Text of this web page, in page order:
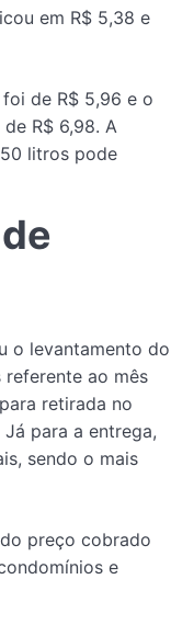
em R$ 5,38 e
de R$ 5,96 e o
R$ 6,98. A
litros pode
o levantamento do
ao mês
retirada no
para a entrega,
sendo o mais
preço cobrado
e